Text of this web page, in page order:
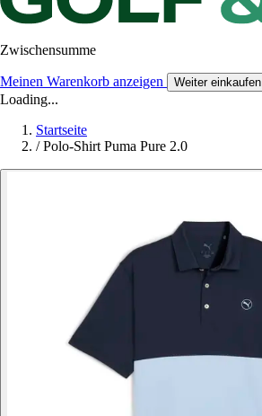
Zwischensumme
Meinen Warenkorb anzeigen Weiter einkaufen
Loading...
Startseite
/ Polo-Shirt Puma Pure 2.0